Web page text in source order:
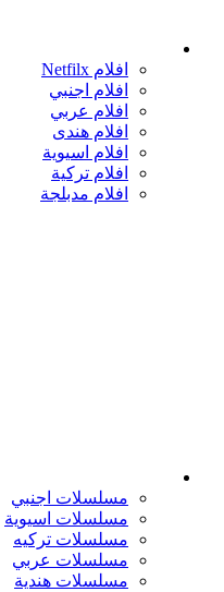
افلام Netfilx
افلام اجنبي
افلام عربي
افلام هندى
افلام اسيوية
افلام تركية
افلام مدبلجة
مسلسلات اجنبي
مسلسلات اسيوية
مسلسلات تركيه
مسلسلات عربي
مسلسلات هندية